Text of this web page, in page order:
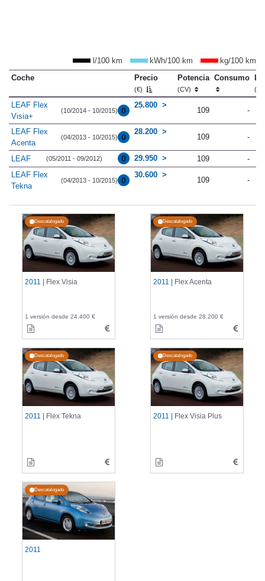
l/100 km kWh/100 km
kg/100 km
Coche
Precio
(€)
Potencia
(CV)
Consumo
LEAF Flex
Visia+
(10/2014 - 10/2015)
25.800
109 -
LEAF Flex
Acenta
(04/2013 - 10/2015)
28.200
109 -
LEAF (05/2011 - 09/2012) 29.950 109
-
LEAF Flex
Tekna
(04/2013 - 10/2015)
30.600
109 -
Descatalogado
2011 | Flex Visia
1 versión desde 24.400 €
Descatalogado
2011 | Flex Acenta
1 versión desde 28.200 €
Descatalogado
2011 | Flex Tekna
Descatalogado
2011 | Flex Visia Plus
Descatalogado
2011